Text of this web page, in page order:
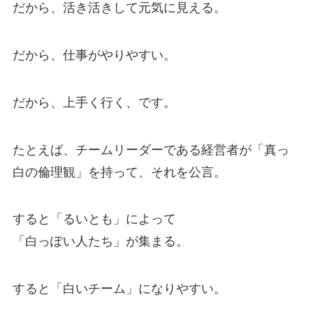
だから、活き活きして元気に見える。
だから、仕事がやりやすい。
だから、上手く行く、です。
たとえば、チームリーダーである経営者が「真っ
白の倫理観」を持って、それを公言。
すると「るいとも」によって
「白っぽい人たち」が集まる。
すると「白いチーム」になりやすい。